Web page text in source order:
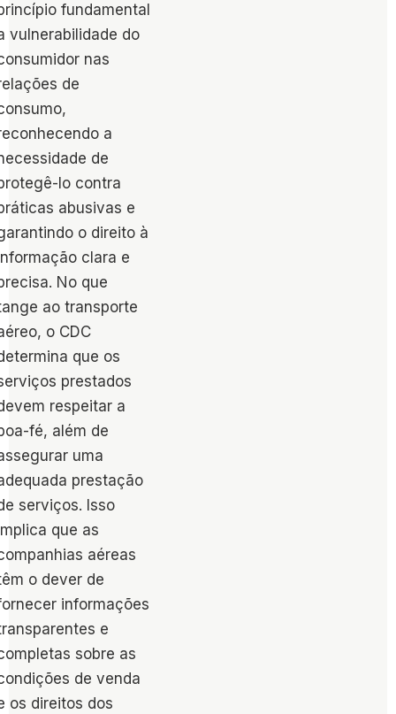
fundamental
vulnerabilidade do
nas
de
a
de
lo contra
abusivas e
o direito à
clara e
No que
ao transporte
o CDC
que os
prestados
respeitar a
fé, além de
uma
prestação
serviços. Isso
que as
aéreas
o dever de
informações
e
sobre as
de venda
os direitos dos